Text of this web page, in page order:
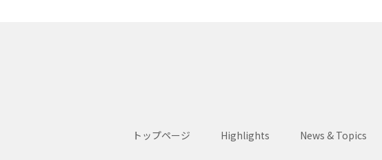
トップページ Highlights News & Topics